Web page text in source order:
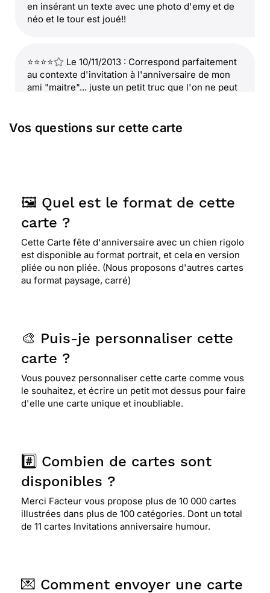
en insérant un texte avec une photo d'emy et de
néo et le tour est joué!!
⭐⭐⭐⭐
Le 10/11/2013 : Correspond parfaitement
au contexte d'invitation à l'anniversaire de mon
ami "maitre"... juste un petit truc que l'on ne peut
⭐⭐⭐⭐
Le 22/01/2012 : carte qui m'a plue car
elle est originale
⭐⭐⭐
Le 11/01/2012 : Parceque j'aime les
Vos questions sur cette carte
🖼️ Quel est le format de cette
carte ?
Cette Carte fête d'anniversaire avec un chien rigolo
est disponible au format portrait, et cela en version
pliée ou non pliée. (Nous proposons d'autres cartes
au format paysage, carré)
🎨 Puis-je personnaliser cette
carte ?
Vous pouvez personnaliser cette carte comme vous
le souhaitez, et écrire un petit mot dessus pour faire
d'elle une carte unique et inoubliable.
#️⃣ Combien de cartes sont
disponibles ?
Merci Facteur vous propose plus de 10 000 cartes
illustrées dans plus de 100 catégories. Dont un total
de 11 cartes Invitations anniversaire humour.
💌 Comment envoyer une carte